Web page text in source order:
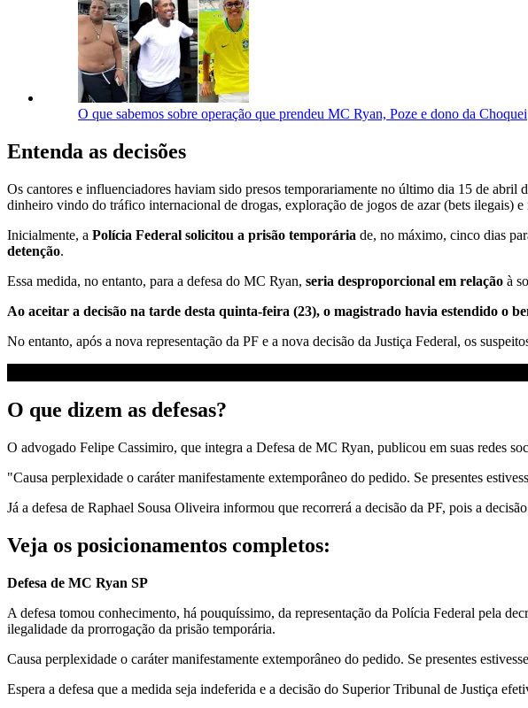
O que sabemos sobre operação que prendeu MC Ryan, Poze e dono da Choquei
Entenda as decisões
Os cantores e influenciadores haviam sido presos temporariamente no último dia 15 de
dinheiro vindo do tráfico internacional de drogas, exploração de jogos de azar (bets ilegais)
Inicialmente, a Polícia Federal solicitou a prisão temporária de, no máximo, cinco dias
detenção.
Essa medida, no entanto, para a defesa do MC Ryan, seria desproporcional em relação à
Ao aceitar a decisão na tarde desta quinta-feira (23), o magistrado havia estendido o
No entanto, após a nova representação da PF e a nova decisão da Justiça Federal, os
O que dizem as defesas?
O advogado Felipe Cassimiro, que integra a Defesa de MC Ryan, publicou em suas redes
"Causa perplexidade o caráter manifestamente extemporâneo do pedido. Se presentes
Já a defesa de Raphael Sousa Oliveira informou que recorrerá a decisão da PF, pois a
Veja os posicionamentos completos:
Defesa de MC Ryan SP
A defesa tomou conhecimento, há pouquíssimo, da representação da Polícia Federal pela
ilegalidade da prorrogação da prisão temporária.
Causa perplexidade o caráter manifestamente extemporâneo do pedido. Se presentes
Espera a defesa que a medida seja indeferida e a decisão do Superior Tribunal de Justiça